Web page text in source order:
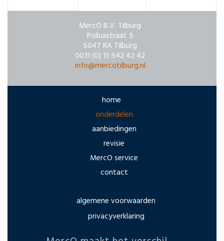
MercO B.V. Tilburg
Polluxstraat 5
5047 RA Tilburg
0031 (0) 13 542 42 42
info@mercotilburg.nl
home
onderdelen
aanbiedingen
revisie
MercO service
contact
algemene voorwaarden
privacyverklaring